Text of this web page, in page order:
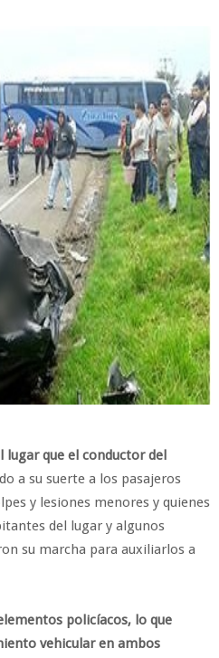
lugar que el conductor del
a su suerte a los pasajeros
y lesiones menores y quienes
del lugar y algunos
su marcha para auxiliarlos a
policíacos, lo que
vehicular en ambos